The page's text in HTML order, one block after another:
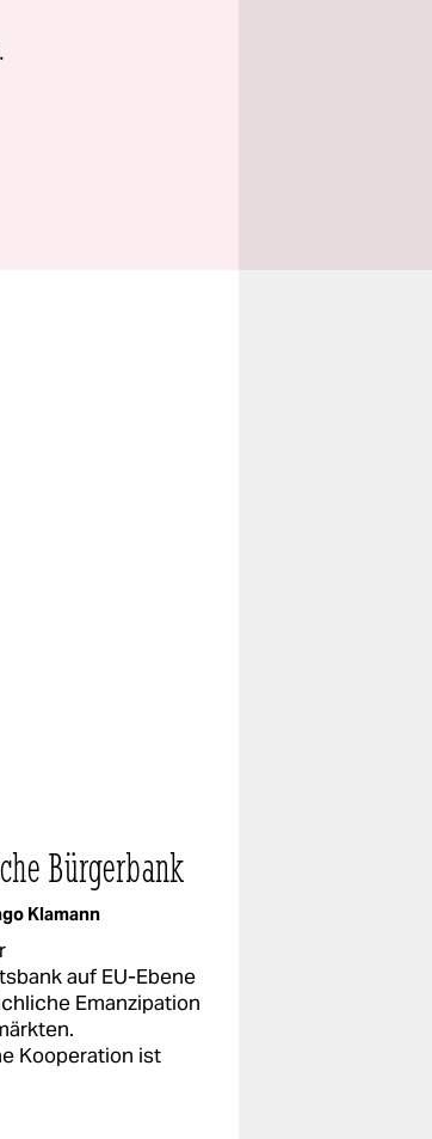
Bürgerbank
Klamann
auf EU-Ebene
Emanzipation
Kooperation ist